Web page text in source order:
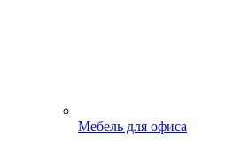
Мебель для офиса